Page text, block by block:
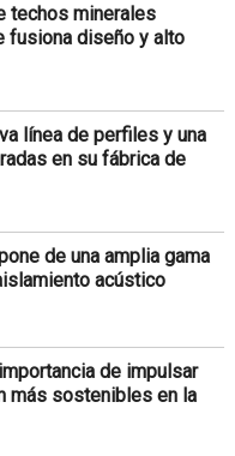
techos minerales
fusiona diseño y alto
línea de perfiles y una
en su fábrica de
de una amplia gama
acústico
de impulsar
más sostenibles en la